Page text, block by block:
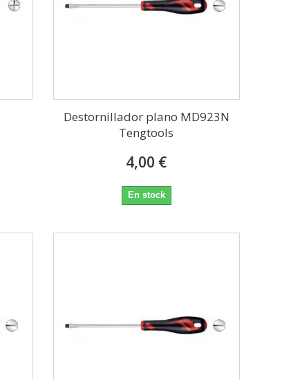
Destornillador plano MD923N
Tengtools
4,00 €
En stock